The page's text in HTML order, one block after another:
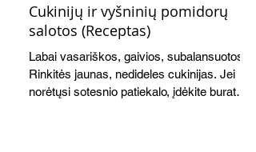
Cukinijų ir vyšninių pomidorų
salotos (Receptas)
Labai vasariškos, gaivios, subalansuotos.
Rinkitės jaunas, nedideles cukinijas. Jei
norėtųsi sotesnio patiekalo, įdėkite buratos